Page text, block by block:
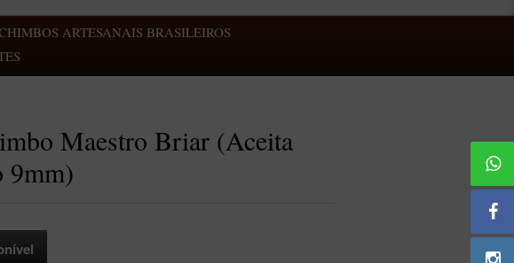
ARTESANAIS BRASILEIROS
Maestro Briar (Aceita
9mm)